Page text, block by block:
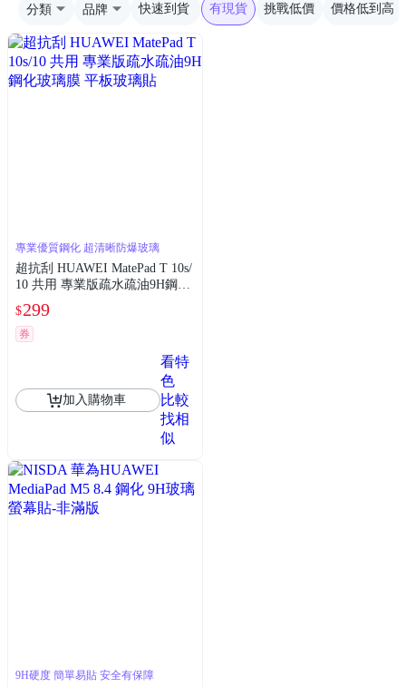
分類 品牌 快速到貨 有現貨 挑戰低價 價格低到高
專業優質鋼化 超清晰防爆玻璃
超抗刮 HUAWEI MatePad T 10s/
10 共用 專業版疏水疏油9H鋼化
$299
券
加入購物車
看特
色
比較
找相
似
9H硬度 簡單易貼 安全有保障